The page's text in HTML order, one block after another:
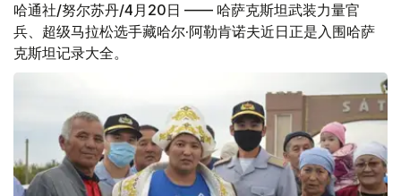
哈通社/努尔苏丹/4月20日 —— 哈萨克斯坦武装力量官
兵、超级马拉松选手藏哈尔·阿勒肯诺夫近日正是入围哈萨
克斯坦记录大全。